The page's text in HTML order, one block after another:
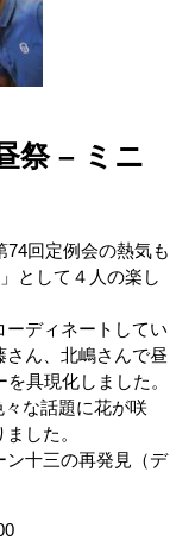
祭 – ミニ
回定例会の熱気も
として４人の楽し
ディネートしてい
さん、北嶋さんで昼
具現化しました。
な話題に花が咲
した。
ン十三の再発見（デ